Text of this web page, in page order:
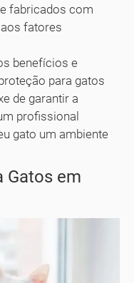
fabricados com
fatores
benefícios e
para gatos
de garantir a
profissional
gato um ambiente
Gatos em